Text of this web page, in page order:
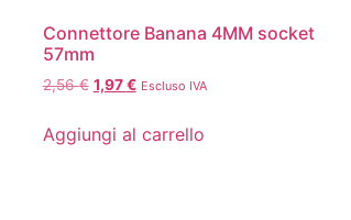
Connettore Banana 4MM socket
57mm
2,56€ 1,97€ Escluso IVA
Aggiungi al carrello